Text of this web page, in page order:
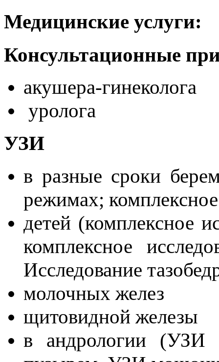
Медицинские услуги:
Консультационные
акушера-гинеколога
уролога
УЗИ
в разные сроки
режимах;
детей (комплексное
комплексное
Исследование
молочных желез
щитовидной железы
в андрологии (УЗИ